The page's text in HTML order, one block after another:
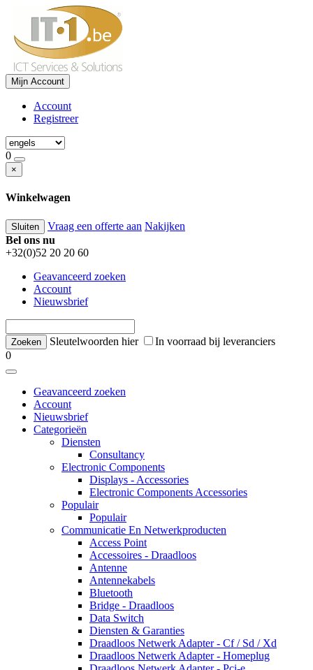
Mijn Account
Account
Registreer
0
×
Winkelwagen
Sluiten Vraag een offerte aan Nakijken
Bel ons nu
+32(0)52 20 20 60
Geavanceerd zoeken
Account
Nieuwsbrief
Sleutelwoorden hier
In voorraad bij leveranciers
0
Geavanceerd zoeken
Account
Nieuwsbrief
Categorieën
Diensten
Consultancy
Electronic Components
Displays - Accessories
Electronic Components Accessories
Populair
Populair
Communicatie En Netwerkproducten
Access Point
Accessoires - Draadloos
Antenne
Antennekabels
Bluetooth
Bridge - Draadloos
Data Switch
Diensten & Garanties
Draadloos Netwerk Adapter - Cf / Sd / Xd
Draadloos Netwerk Adapter - Homeplug